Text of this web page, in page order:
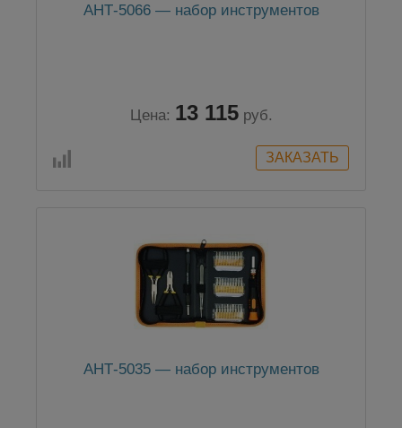
АНТ-5066 — набор инструментов
Цена: 13 115 руб.
АНТ-5035 — набор инструментов